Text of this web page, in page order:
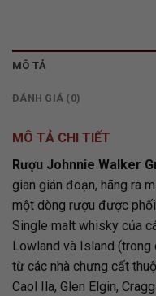
MÔ TẢ
ĐÁNH GIÁ (0)
MÔ TẢ CHI TIẾT
Rượu Johnnie Walker
gian gián đoạn, hãng ra
một dòng rượu được
Single malt whisky của
Lowland và Island (trong
từ các nhà chưng cất
Caol Ila, Glen Elgin,